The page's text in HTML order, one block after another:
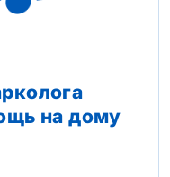
на дому